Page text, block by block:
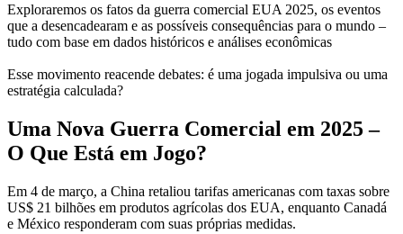
Exploraremos os fatos da guerra comercial EUA 2025, os eventos
que a desencadearam e as possíveis consequências para o mundo –
tudo com base em dados históricos e análises econômicas
Esse movimento reacende debates: é uma jogada impulsiva ou uma
estratégia calculada?
Uma Nova Guerra Comercial em 2025 –
O Que Está em Jogo?
Em 4 de março, a China retaliou tarifas americanas com taxas sobre
US$ 21 bilhões em produtos agrícolas dos EUA, enquanto Canadá
e México responderam com suas próprias medidas.